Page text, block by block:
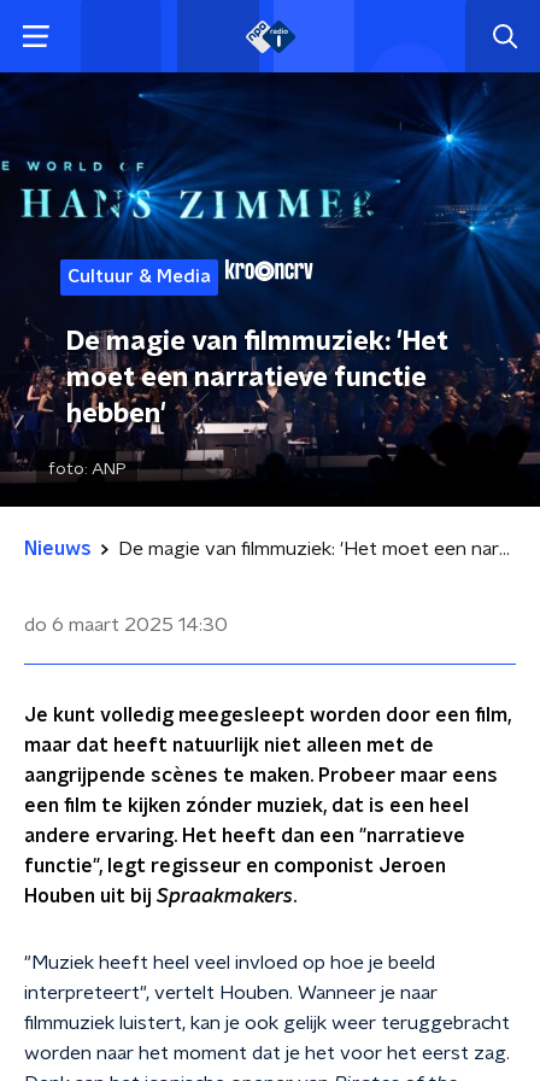
Cultuur & Media
De magie van filmmuziek: 'Het
moet een narratieve functie
hebben'
foto: ANP
Nieuws De magie van filmmuziek: 'Het moet een narratieve functie hebben'
do 6 maart 2025 14:30
Je kunt volledig meegesleept worden door een film,
maar dat heeft natuurlijk niet alleen met de
aangrijpende scènes te maken. Probeer maar eens
een film te kijken zónder muziek, dat is een heel
andere ervaring. Het heeft dan een "narratieve
functie", legt regisseur en componist Jeroen
Houben uit bij Spraakmakers.
"Muziek heeft heel veel invloed op hoe je beeld
interpreteert", vertelt Houben. Wanneer je naar
filmmuziek luistert, kan je ook gelijk weer teruggebracht
worden naar het moment dat je het voor het eerst zag.